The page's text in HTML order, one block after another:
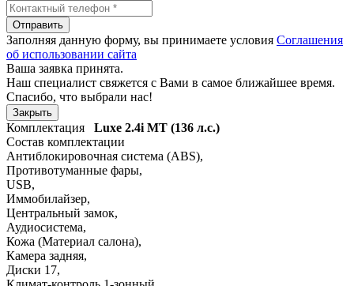
Отправить
Заполняя данную форму, вы принимаете условия Соглашения
об использовании сайта
Ваша заявка принята.
Наш специалист свяжется с Вами в самое ближайшее время.
Спасибо, что выбрали нас!
Закрыть
Комплектация Luxe 2.4i MT (136 л.с.)
Состав комплектации
Антиблокировочная система (ABS),
Противотуманные фары,
USB,
Иммобилайзер,
Центральный замок,
Аудиосистема,
Кожа (Материал салона),
Камера задняя,
Диски 17,